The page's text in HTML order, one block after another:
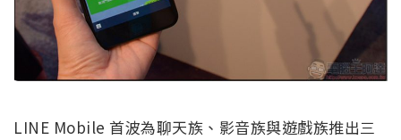
LINE Mobile 首波為聊天族、影音族與遊戲族推出三